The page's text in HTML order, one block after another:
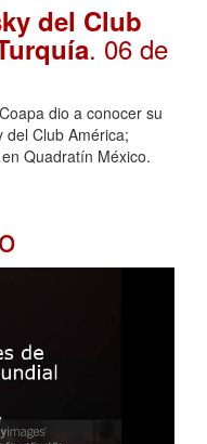
del Club
. 06 de
dio a conocer su
Club América;
Quadratín México.